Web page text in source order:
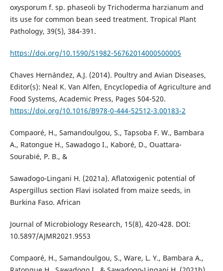
oxysporum f. sp. phaseoli by Trichoderma harzianum and
its use for common bean seed treatment. Tropical Plant
Pathology, 39(5), 384-391.
https://doi.org/10.1590/S1982-56762014000500005
Chaves Hernández, A.J. (2014). Poultry and Avian Diseases,
Editor(s): Neal K. Van Alfen, Encyclopedia of Agriculture and
Food Systems, Academic Press, Pages 504-520.
https://doi.org/10.1016/B978-0-444-52512-3.00183-2
Compaoré, H., Samandoulgou, S., Tapsoba F. W., Bambara
A., Ratongue H., Sawadogo I., Kaboré, D., Ouattara-
Sourabié, P. B., &
Sawadogo-Lingani H. (2021a). Aflatoxigenic potential of
Aspergillus section Flavi isolated from maize seeds, in
Burkina Faso. African
Journal of Microbiology Research, 15(8), 420-428. DOI:
10.5897/AJMR2021.9553
Compaoré, H., Samandoulgou, S., Ware, L. Y., Bambara A.,